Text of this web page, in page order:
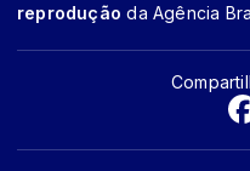
reprodução da Agência